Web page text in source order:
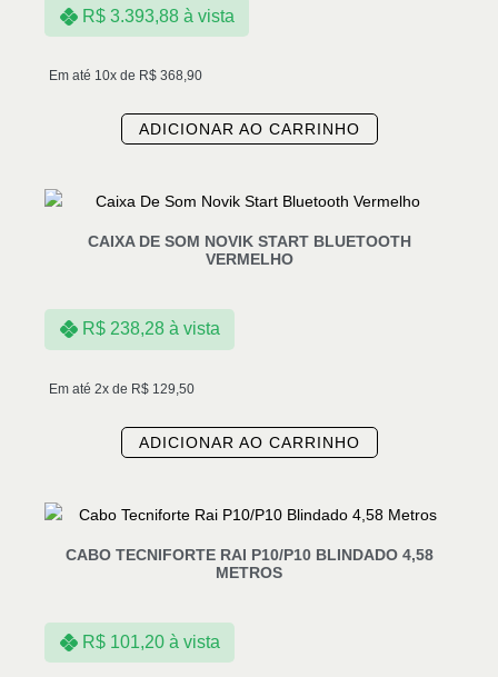
Em até 10x de R$ 368,90
R$3.393,88 à vista
ADICIONAR AO CARRINHO
CAIXA DE SOM NOVIK START BLUETOOTH
VERMELHO
Em até 2x de R$ 129,50
R$238,28 à vista
ADICIONAR AO CARRINHO
CABO TECNIFORTE RAI P10/P10 BLINDADO 4,58
METROS
R$101,20 à vista